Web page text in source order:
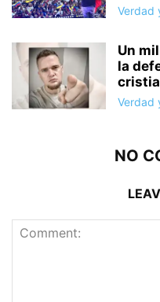
Verdad
Un
la
Verdad
NO